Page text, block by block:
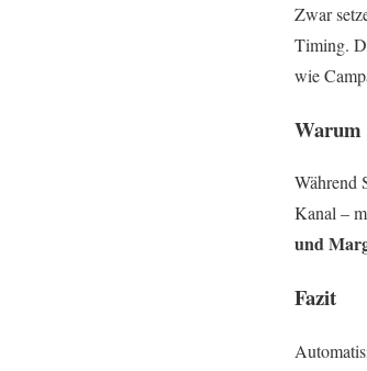
Zwar
Timing.
wie
Warum
Während
Kanal –
und
Fazit